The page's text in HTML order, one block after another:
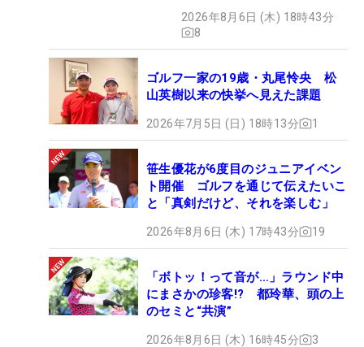
2026年8月6日 (木) 18時43分
8
ゴルフ一家の19歳・丸尾怜央 松
山英樹以来の快挙へ見えた課題
2026年7月5日 (日) 18時13分 1
笹生優花が6度目のジュニアイベン
ト開催 ゴルフを通じて伝えたいこ
と「真剣だけど、それを楽しむ」
2026年8月6日 (木) 17時43分 19
「ボトッ！って音が…」ラウンド中
にまさかの珍客!? 都玲華、頭の上
のセミと“共演”
2026年8月6日 (木) 16時45分 3